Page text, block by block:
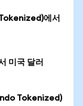
에서
미국 달러
Tokenized)